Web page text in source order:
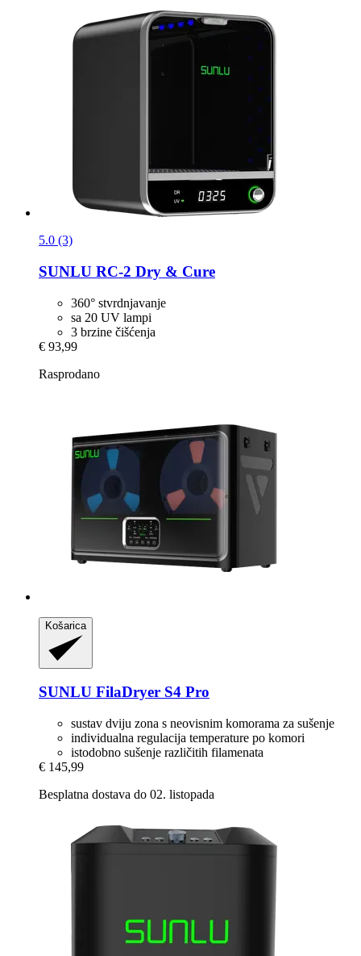
5.0 (3)
SUNLU RC-​2 Dry & Cure
360° stvrdnjavanje
sa 20 UV lampi
3 brzine čišćenja
€ 93,99
Rasprodano
Košarica
SUNLU FilaDryer S4 Pro
sustav dviju zona s neovisnim komorama za sušenje
individualna regulacija temperature po komori
istodobno sušenje različitih filamenata
€ 145,99
Besplatna dostava do 02. listopada